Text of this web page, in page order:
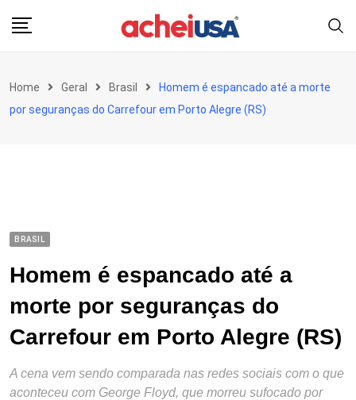
Home Geral Brasil
Homem é espancado até a morte
por seguranças do Carrefour em Porto Alegre (RS)
BRASIL
Homem é espancado até a
morte por seguranças do
Carrefour em Porto Alegre (RS)
A cena vem sendo comparada nas redes sociais com o que
aconteceu com George Floyd, que morreu sufocado por